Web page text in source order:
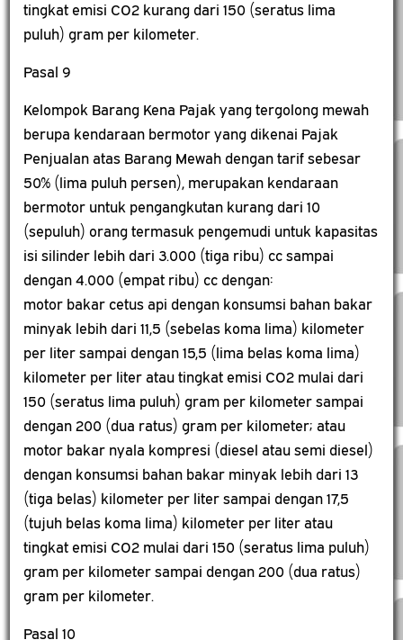
tingkat emisi CO2 kurang dari 150 (seratus lima
puluh) gram per kilometer.
Pasal 9
Kelompok Barang Kena Pajak yang tergolong mewah
berupa kendaraan bermotor yang dikenai Pajak
Penjualan atas Barang Mewah dengan tarif sebesar
50% (lima puluh persen), merupakan kendaraan
bermotor untuk pengangkutan kurang dari 10
(sepuluh) orang termasuk pengemudi untuk kapasitas
isi silinder lebih dari 3.000 (tiga ribu) cc sampai
dengan 4.000 (empat ribu) cc dengan:
motor bakar cetus api dengan konsumsi bahan bakar
minyak lebih dari 11,5 (sebelas koma lima) kilometer
per liter sampai dengan 15,5 (lima belas koma lima)
kilometer per liter atau tingkat emisi CO2 mulai dari
150 (seratus lima puluh) gram per kilometer sampai
dengan 200 (dua ratus) gram per kilometer; atau
motor bakar nyala kompresi (diesel atau semi diesel)
dengan konsumsi bahan bakar minyak lebih dari 13
(tiga belas) kilometer per liter sampai dengan 17,5
(tujuh belas koma lima) kilometer per liter atau
tingkat emisi CO2 mulai dari 150 (seratus lima puluh)
gram per kilometer sampai dengan 200 (dua ratus)
gram per kilometer.
Pasal 10